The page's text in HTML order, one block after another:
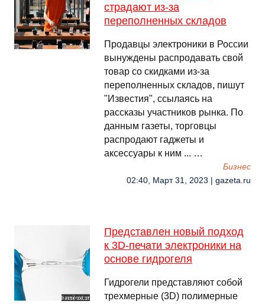
страдают из-за
переполненных складов
Продавцы электроники в России
вынуждены распродавать свой
товар со скидками из-за
переполненных складов, пишут
"Известия", ссылаясь на
рассказы участников рынка. По
данным газеты, торговцы
распродают гаджеты и
аксессуары к ним ... …
Бизнес
02:40, Март 31, 2023 | gazeta.ru
Представлен новый подход
к 3D-печати электроники на
основе гидрогеля
Гидрогели представляют собой
трехмерные (3D) полимерные